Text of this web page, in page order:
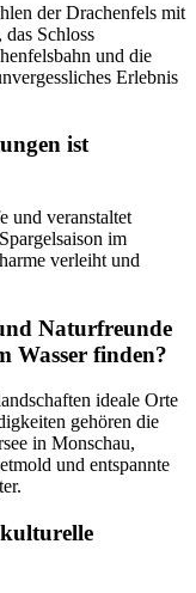
der Drachenfels mit
Schloss
und die
Erlebnis
ist
und veranstaltet
im
verleiht und
Naturfreunde
Wasser finden?
ideale Orte
gehören die
in Monschau,
und entspannte